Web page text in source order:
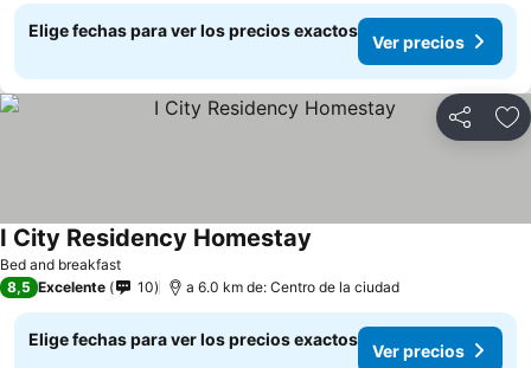
Elige fechas para ver los precios exactos
Ver precios
Compartir
Bed and breakfast
I City Residency Homestay
8,5 Excelente 10 a 6.0 km de: Centro de la ciudad
Elige fechas para ver los precios exactos
Ver precios